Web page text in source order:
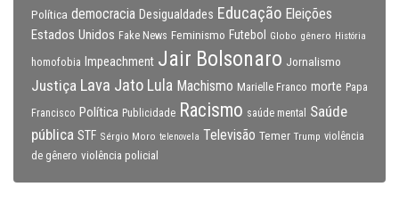
Política democracia Desigualdades Educação Eleições
Estados Unidos Fake News Feminismo Futebol Globo gênero História
homofobia Impeachment Jair Bolsonaro Jornalismo
Justiça Lava Jato Lula Machismo Marielle Franco morte Papa
Francisco Política Publicidade Racismo saúde mental
Saúde
pública STF Sérgio Moro telenovela Televisão Temer Trump violência
de gênero violência policial